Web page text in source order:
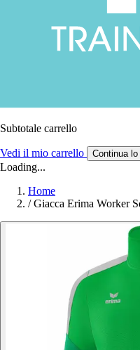
Subtotale carrello
Vedi il mio carrello Continua
Loading...
Home
/ Giacca Erima Worker